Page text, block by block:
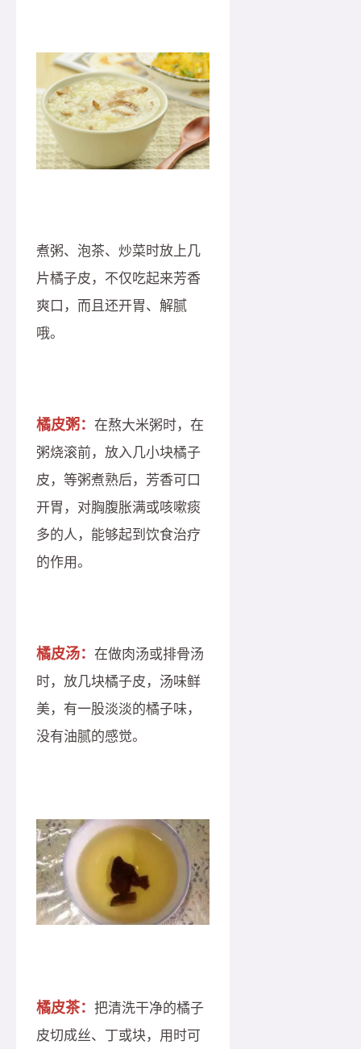
煮粥、泡茶、炒菜时放上几
片橘子皮，不仅吃起来芳香
爽口，而且还开胃、解腻
哦。
橘皮粥： 在熬大米粥时，在
粥烧滚前，放入几小块橘子
皮，等粥煮熟后，芳香可口
开胃，对胸腹胀满或咳嗽痰
多的人，能够起到饮食治疗
的作用。
橘皮汤： 在做肉汤或排骨汤
时，放几块橘子皮，汤味鲜
美，有一股淡淡的橘子味，
没有油腻的感觉。
橘皮茶： 把清洗干净的橘子
皮切成丝、丁或块，用时可